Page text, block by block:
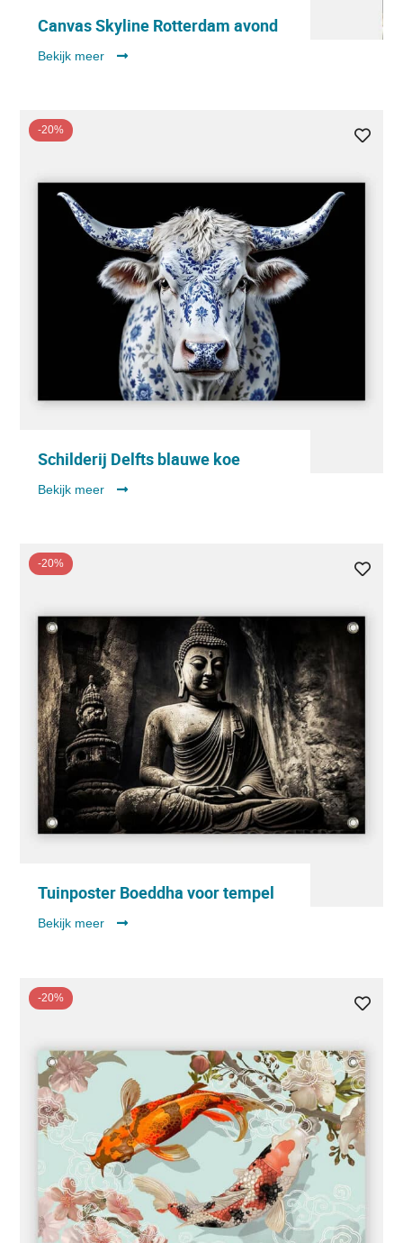
Canvas Skyline Rotterdam avond
Bekijk meer
-20%
Schilderij Delfts blauwe koe
Bekijk meer
-20%
Tuinposter Boeddha voor tempel
Bekijk meer
-20%